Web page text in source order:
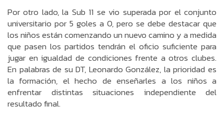
Por otro lado, la Sub 11 se vio superada por el conjunto
universitario por 5 goles a 0, pero se debe destacar que
los niños están comenzando un nuevo camino y a medida
que pasen los partidos tendrán el oficio suficiente para
jugar en igualdad de condiciones frente a otros clubes.
En palabras de su DT, Leonardo González, la prioridad es
la formación, el hecho de enseñarles a los niños a
enfrentar distintas situaciones independiente del
resultado final.